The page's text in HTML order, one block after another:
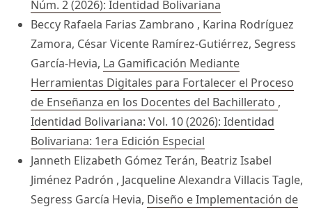
Núm. 2 (2026): Identidad Bolivariana
Beccy Rafaela Farias Zambrano , Karina Rodríguez
Zamora, César Vicente Ramírez-Gutiérrez, Segress
García-Hevia, La Gamificación Mediante
Herramientas Digitales para Fortalecer el Proceso
de Enseñanza en los Docentes del Bachillerato ,
Identidad Bolivariana: Vol. 10 (2026): Identidad
Bolivariana: 1era Edición Especial
Janneth Elizabeth Gómez Terán, Beatriz Isabel
Jiménez Padrón , Jacqueline Alexandra Villacis Tagle,
Segress García Hevia, Diseño e Implementación de